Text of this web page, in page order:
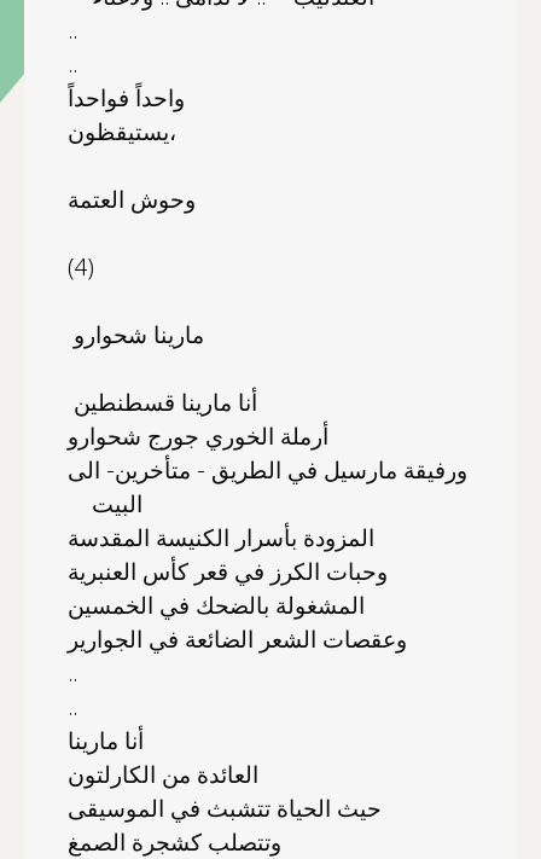
..
..
واحداً فواحداً
يستيقظون،
وحوش العتمة
(4)
مارينا شحوارو
أنا مارينا قسطنطين
أرملة الخوري جورج شحوارو
ورفيقة مارسيل في الطريق - متأخرين- الى
البيت
المزودة بأسرار الكنيسة المقدسة
وحبات الكرز في قعر كأس العنبرية
المشغولة بالضحك في الخمسين
وعقصات الشعر الضائعة في الجوارير
..
..
أنا مارينا
العائدة من الكارلتون
حيث الحياة تتشبث في الموسيقى
وتتصلب كشجرة الصمغ